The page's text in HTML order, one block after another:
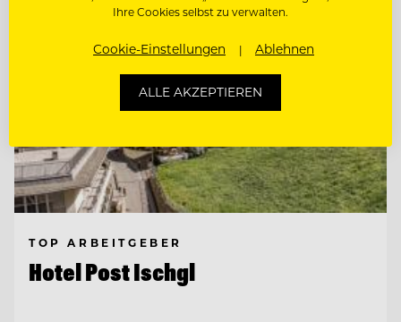
TOP ARBEITGEBER
Hotel Post Ischgl
Ihre Cookies selbst zu verwalten.
Cookie-Einstellungen Ablehnen
ALLE AKZEPTIEREN